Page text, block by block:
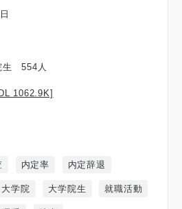
生 554人
1062.9K]
内定率 内定辞退
大学院 大学院生 就職活動